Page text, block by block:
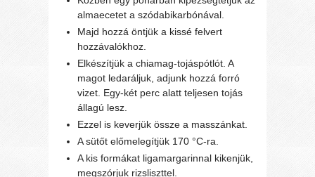
almaecetet a szódabikarbónával.
Majd hozzá öntjük a kissé felvert
hozzávalókhoz.
Elkészítjük a chiamag-tojáspótlót. A
magot ledaráljuk, adjunk hozzá forró
vizet. Egy-két perc alatt teljesen tojás
állagú lesz.
Ezzel is keverjük össze a masszánkat.
A sütőt előmelegítjük 170 °C-ra.
A kis formákat ligamargarinnal kikenjük,
megszórjuk rizsliszttel.